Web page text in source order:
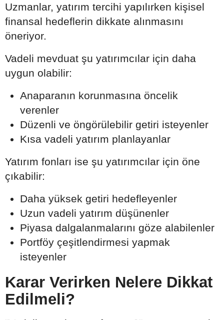
Uzmanlar, yatırım tercihi yapılırken kişisel
finansal hedeflerin dikkate alınmasını
öneriyor.
Vadeli mevduat şu yatırımcılar için daha
uygun olabilir:
Anaparanın korunmasına öncelik
verenler
Düzenli ve öngörülebilir getiri isteyenler
Kısa vadeli yatırım planlayanlar
Yatırım fonları ise şu yatırımcılar için öne
çıkabilir:
Daha yüksek getiri hedefleyenler
Uzun vadeli yatırım düşünenler
Piyasa dalgalanmalarını göze alabilenler
Portföy çeşitlendirmesi yapmak
isteyenler
Karar Verirken Nelere Dikkat
Edilmeli?